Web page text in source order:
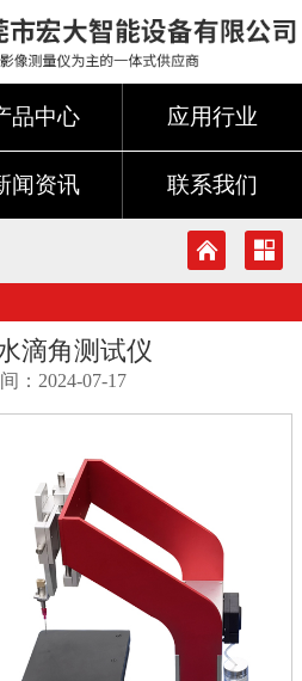
品中心 应用行业
闻资讯 联系我们
滴角测试仪
：2024-07-17